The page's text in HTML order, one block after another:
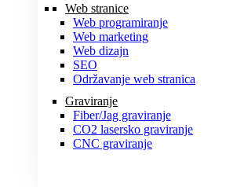
Web stranice
Web programiranje
Web marketing
Web dizajn
SEO
Održavanje web stranica
Graviranje
Fiber/Jag graviranje
CO2 lasersko graviranje
CNC graviranje